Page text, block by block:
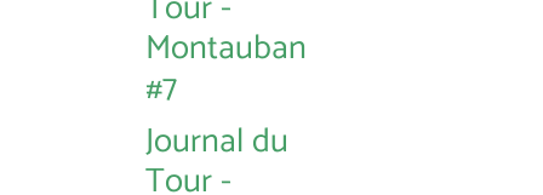
Montauban
#7
Journal du
Tour -